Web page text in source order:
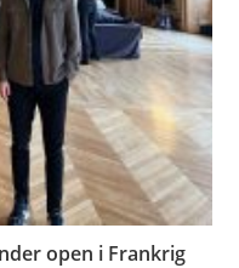
open i Frankrig